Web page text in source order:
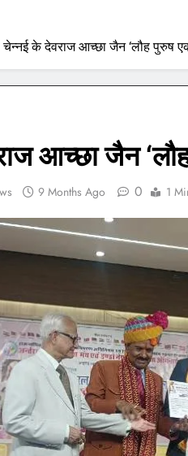
चेन्नई के देवराज आच्छा जैन ‘लौह पुरुष
आच्छा जैन
9 Months Ago 0 1